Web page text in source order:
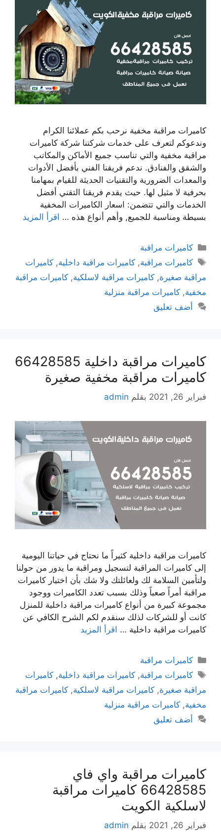
كاميرات مراقبة مخفية نرحب بكم عملائنا الكرام
وندعوكم لتعرف على خدمات شركتنا شركة كاميرات
مراقبة مخفية والتي تناسب جميع الأماكن والمكاتب
والشقق والفنادق. ندعم فريقنا الفني بأفضل الأدوات
والمعدات الضرورية والتقنيات الحديثة للقيام بمهامنا
بحرفية لا مثيل لها. حيث يقدم فريقنا التقني أفضل
الخدمات والتي تتضمن: اسعار الكاميرات المخفية
بسيطة ومناسبة للجميع, وأهم أنواع هذه … اقرأ المزيد
كاميرات مراقبة
كاميرات مراقبة,كاميرات مراقبة داخلية,كاميرات
مراقبة صغيرة, كاميرات مراقبة لاسلكية, كاميرات مراقبة
مخفية, كاميرات مراقبة منزلية
أضف تعليق
كاميرات مراقبة داخلية 66428585
كاميرات مراقبة مخفية صغيرة
فبراير 26, 2021 بقلم admin
كاميرات مراقبة داخلية كثيراً ما نحتاج في حياتنا اليومية
إلى كاميرات المراقبة لتسجيل ومراقبة ما يدور من حولنا
ولتأمين السلامة لك ولعائلتك ولا شك بأن اختيار كاميرات
مراقبة أمراً صعباً وذلك بسبب تعدد الكاميرات ووجود
مجموعة كبيرة من أنواع كاميرات مراقبة داخلية للمنزل
كانت أو للشركات لذلك سنقدم لكم الشرح الكافي عن
كاميرات مراقبة داخلية … اقرأ المزيد
كاميرات مراقبة
كاميرات مراقبة,كاميرات مراقبة داخلية,كاميرات
مراقبة صغيرة, كاميرات مراقبة لاسلكية, كاميرات مراقبة
مخفية, كاميرات مراقبة منزلية
أضف تعليق
كاميرات مراقبة واي فاي
66428585 كاميرات مراقبة
لاسلكية الكويت
فبراير 26, 2021 بقلم admin